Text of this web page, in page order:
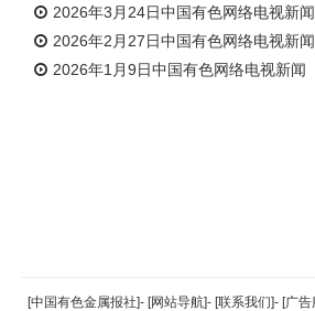
2026年3月24日中国有色网络电视新闻
2026年2月27日中国有色网络电视新闻
2026年1月9日中国有色网络电视新闻
返回顶部
[中国有色金属报社]- [网站导航]- [联系我们]- [广告